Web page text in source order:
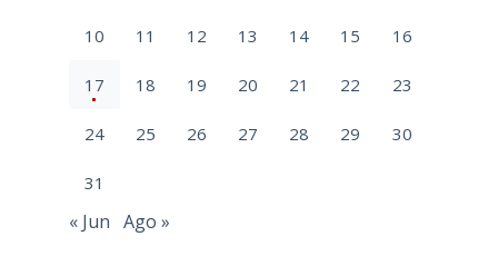
10 11 12 13 14 15 16
17 18 19 20 21 22 23
24 25 26 27 28 29 30
31
« Jun Ago »